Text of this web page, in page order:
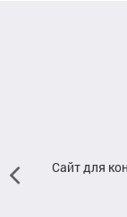
Сайт для